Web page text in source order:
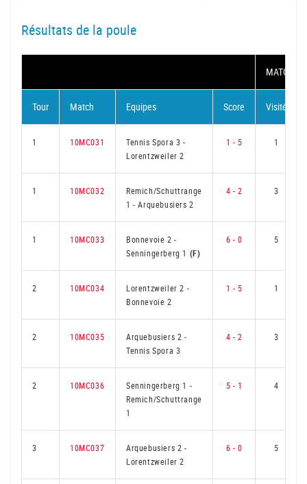
Résultats de la poule
MATCH
Tour Match Equipes Score Visité
1 10MC031 Tennis Spora 3 -
Lorentzweiler 2
1 - 5 1
1 10MC032
Remich/Schuttrange
1-Arquebusiers 2
4 - 2 3
1 10MC033 Bonnevoie 2-
Senningerberg 1 (F)
6 - 0 5
2 10MC034 Lorentzweiler 2 -
Bonnevoie 2
1 - 5 1
2 10MC035 Arquebusiers 2 -
Tennis Spora 3
4 - 2 3
2 10MC036 Senningerberg 1 -
Remich/Schuttrange
1
5 - 1 4
3 10MC037 Arquebusiers 2 -
Lorentzweiler 2
6 - 0 5